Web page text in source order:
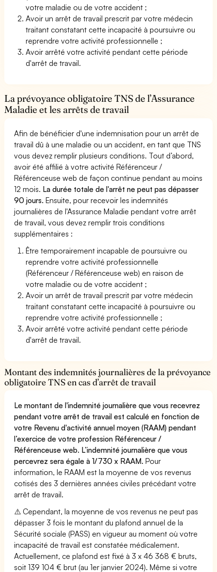
votre maladie ou de votre accident ;
Avoir un arrêt de travail prescrit par votre médecin
traitant constatant cette incapacité à poursuivre ou
reprendre votre activité professionnelle ;
Avoir arrêté votre activité pendant cette période
d'arrêt de travail.
La prévoyance obligatoire TNS de l’Assurance
Maladie et les arrêts de travail
Afin de bénéficier d'une indemnisation pour un arrêt de
travail dû à une maladie ou un accident, en tant que TNS
vous devez remplir plusieurs conditions. Tout d’abord,
avoir été affilié à votre activité Référenceur /
Référenceuse web de façon continue pendant au moins
12 mois. La durée totale de l'arrêt ne peut pas dépasser
90 jours. Ensuite, pour recevoir les indemnités
journalières de l'Assurance Maladie pendant votre arrêt
de travail, vous devez remplir trois conditions
supplémentaires :
Être temporairement incapable de poursuivre ou
reprendre votre activité professionnelle
(Référenceur / Référenceuse web) en raison de
votre maladie ou de votre accident ;
Avoir un arrêt de travail prescrit par votre médecin
traitant constatant cette incapacité à poursuivre ou
reprendre votre activité professionnelle ;
Avoir arrêté votre activité pendant cette période
d'arrêt de travail.
Montant des indemnités journalières de la prévoyance
obligatoire TNS en cas d’arrêt de travail
Le montant de l'indemnité journalière que vous recevrez
pendant votre arrêt de travail est calculé en fonction de
votre Revenu d'activité annuel moyen (RAAM) pendant
l’exercice de votre profession Référenceur /
Référenceuse web. L’indemnité journalière que vous
percevrez sera égale à 1/730 x RAAM. Pour
information, le RAAM est la moyenne de vos revenus
cotisés des 3 dernières années civiles précédant votre
arrêt de travail.
⚠️ Cependant, la moyenne de vos revenus ne peut pas
dépasser 3 fois le montant du plafond annuel de la
Sécurité sociale (PASS) en vigueur au moment où votre
incapacité de travail est constatée médicalement.
Actuellement, ce plafond est fixé à 3 x 46 368 € bruts,
soit 139 104 € brut (au 1er janvier 2024). Même si votre